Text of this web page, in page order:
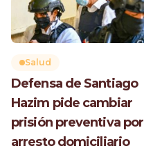
Salud
Defensa de Santiago
Hazim pide cambiar
prisión preventiva por
arresto domiciliario